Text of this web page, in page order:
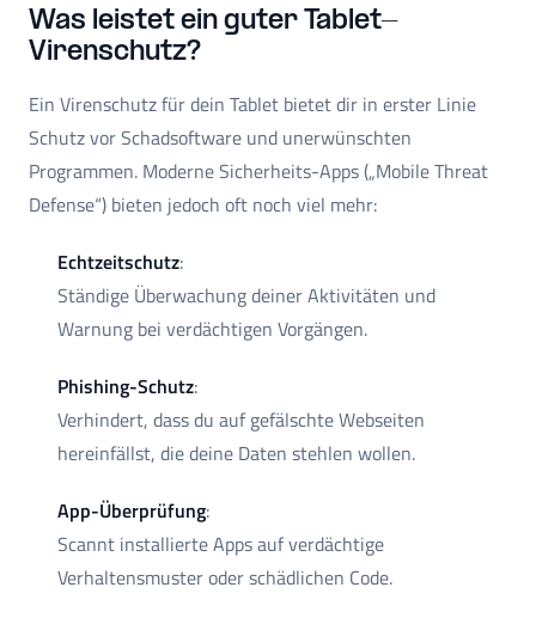
Was leistet ein guter Tablet-
Virenschutz?
Ein Virenschutz für dein Tablet bietet dir in erster Linie
Schutz vor Schadsoftware und unerwünschten
Programmen. Moderne Sicherheits-Apps („Mobile Threat
Defense“) bieten jedoch oft noch viel mehr:
Echtzeitschutz:
Ständige Überwachung deiner Aktivitäten und
Warnung bei verdächtigen Vorgängen.
Phishing-Schutz:
Verhindert, dass du auf gefälschte Webseiten
hereinfällst, die deine Daten stehlen wollen.
App-Überprüfung:
Scannt installierte Apps auf verdächtige
Verhaltensmuster oder schädlichen Code.